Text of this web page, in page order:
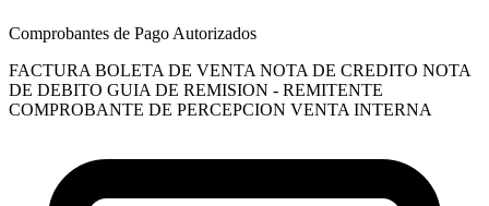
Comprobantes de Pago Autorizados
FACTURA BOLETA DE VENTA NOTA DE CREDITO NOTA
DE DEBITO GUIA DE REMISION - REMITENTE
COMPROBANTE DE PERCEPCION VENTA INTERNA